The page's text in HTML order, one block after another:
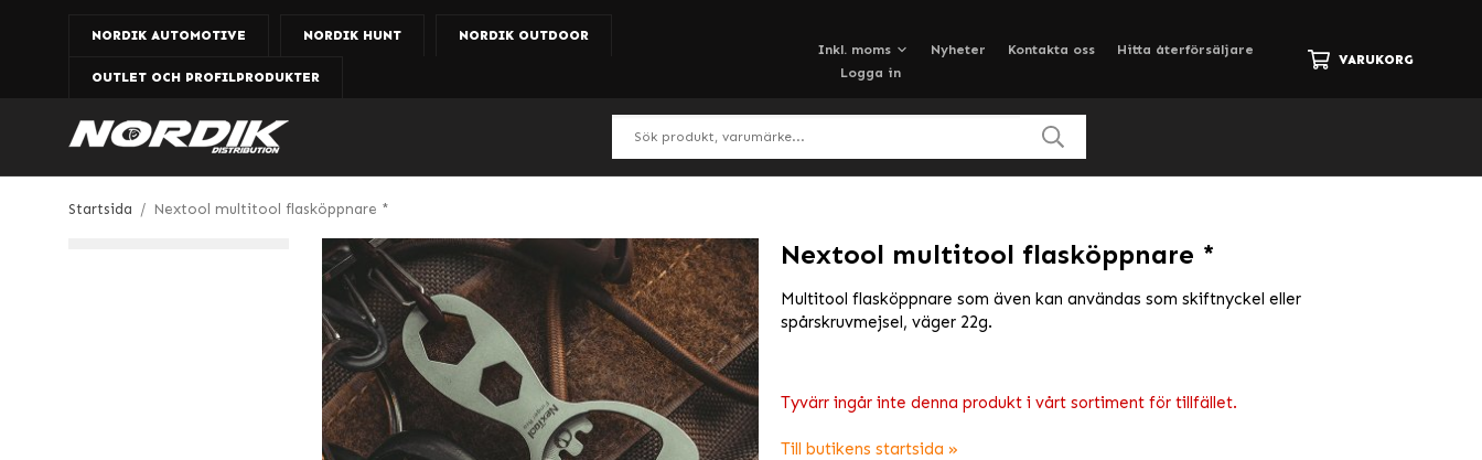
NORDIK AUTOMOTIVE NORDIK HUNT NORDIK OUTDOOR
OUTLET OCH PROFILPRODUKTER
Nyheter Kontakta oss
Hitta återförsäljare
Logga in
VARUKORG
Startsida / Nextool multitool flasköppnare *
Nextool multitool flasköppnare *
Multitool flasköppnare som även kan användas som skiftnyckel eller
spårskruvmejsel, väger 22g.
Tyvärr ingår inte denna produkt i vårt sortiment för tillfället.
Till butikens startsida »